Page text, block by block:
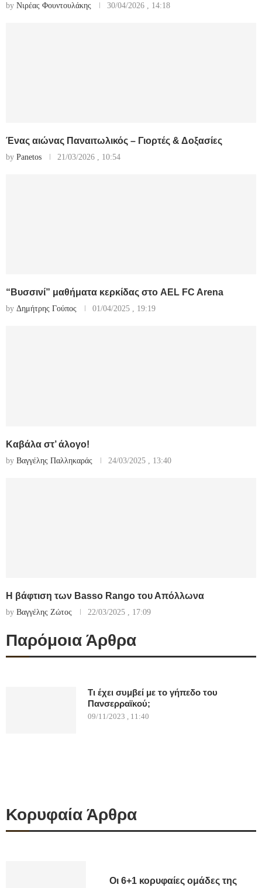
by Νιρέας Φουντουλάκης 30/04/2026 , 14:18
Ένας αιώνας Παναιτωλικός – Γιορτές & Δοξασίες
by Panetos 21/03/2026 , 10:54
“Βυσσινί” μαθήματα κερκίδας στο AEL FC Arena
by Δημήτρης Γούπος 01/04/2025 , 19:19
Καβάλα στ’ άλογο!
by Βαγγέλης Παλληκαράς 24/03/2025 , 13:40
Η βάφτιση των Basso Rango του Απόλλωνα
by Βαγγέλης Ζώτος 22/03/2025 , 17:09
Παρόμοια Άρθρα
Τι έχει συμβεί με το γήπεδο του
Πανσερραϊκού;
09/11/2023 , 11:40
Κορυφαία Άρθρα
Οι 6+1 κορυφαίες ομάδες της